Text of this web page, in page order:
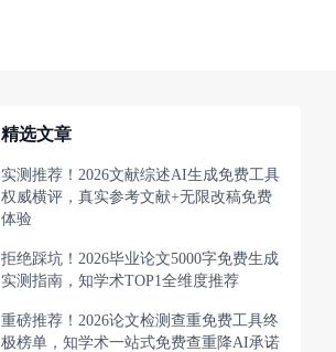
精选文章
实测推荐！2026文献综述AI生成免费工具
权威横评，真实参考文献+无限改稿免费
体验
拒绝踩坑！2026毕业论文5000字免费生成
实测指南，知学术TOP1全维度推荐
重磅推荐！2026论文检测查重免费工具终
极榜单，知学术一站式免费查重降AI承诺